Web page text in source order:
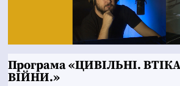
Програма «ЦИВІЛЬНІ.
ВІЙНИ.»